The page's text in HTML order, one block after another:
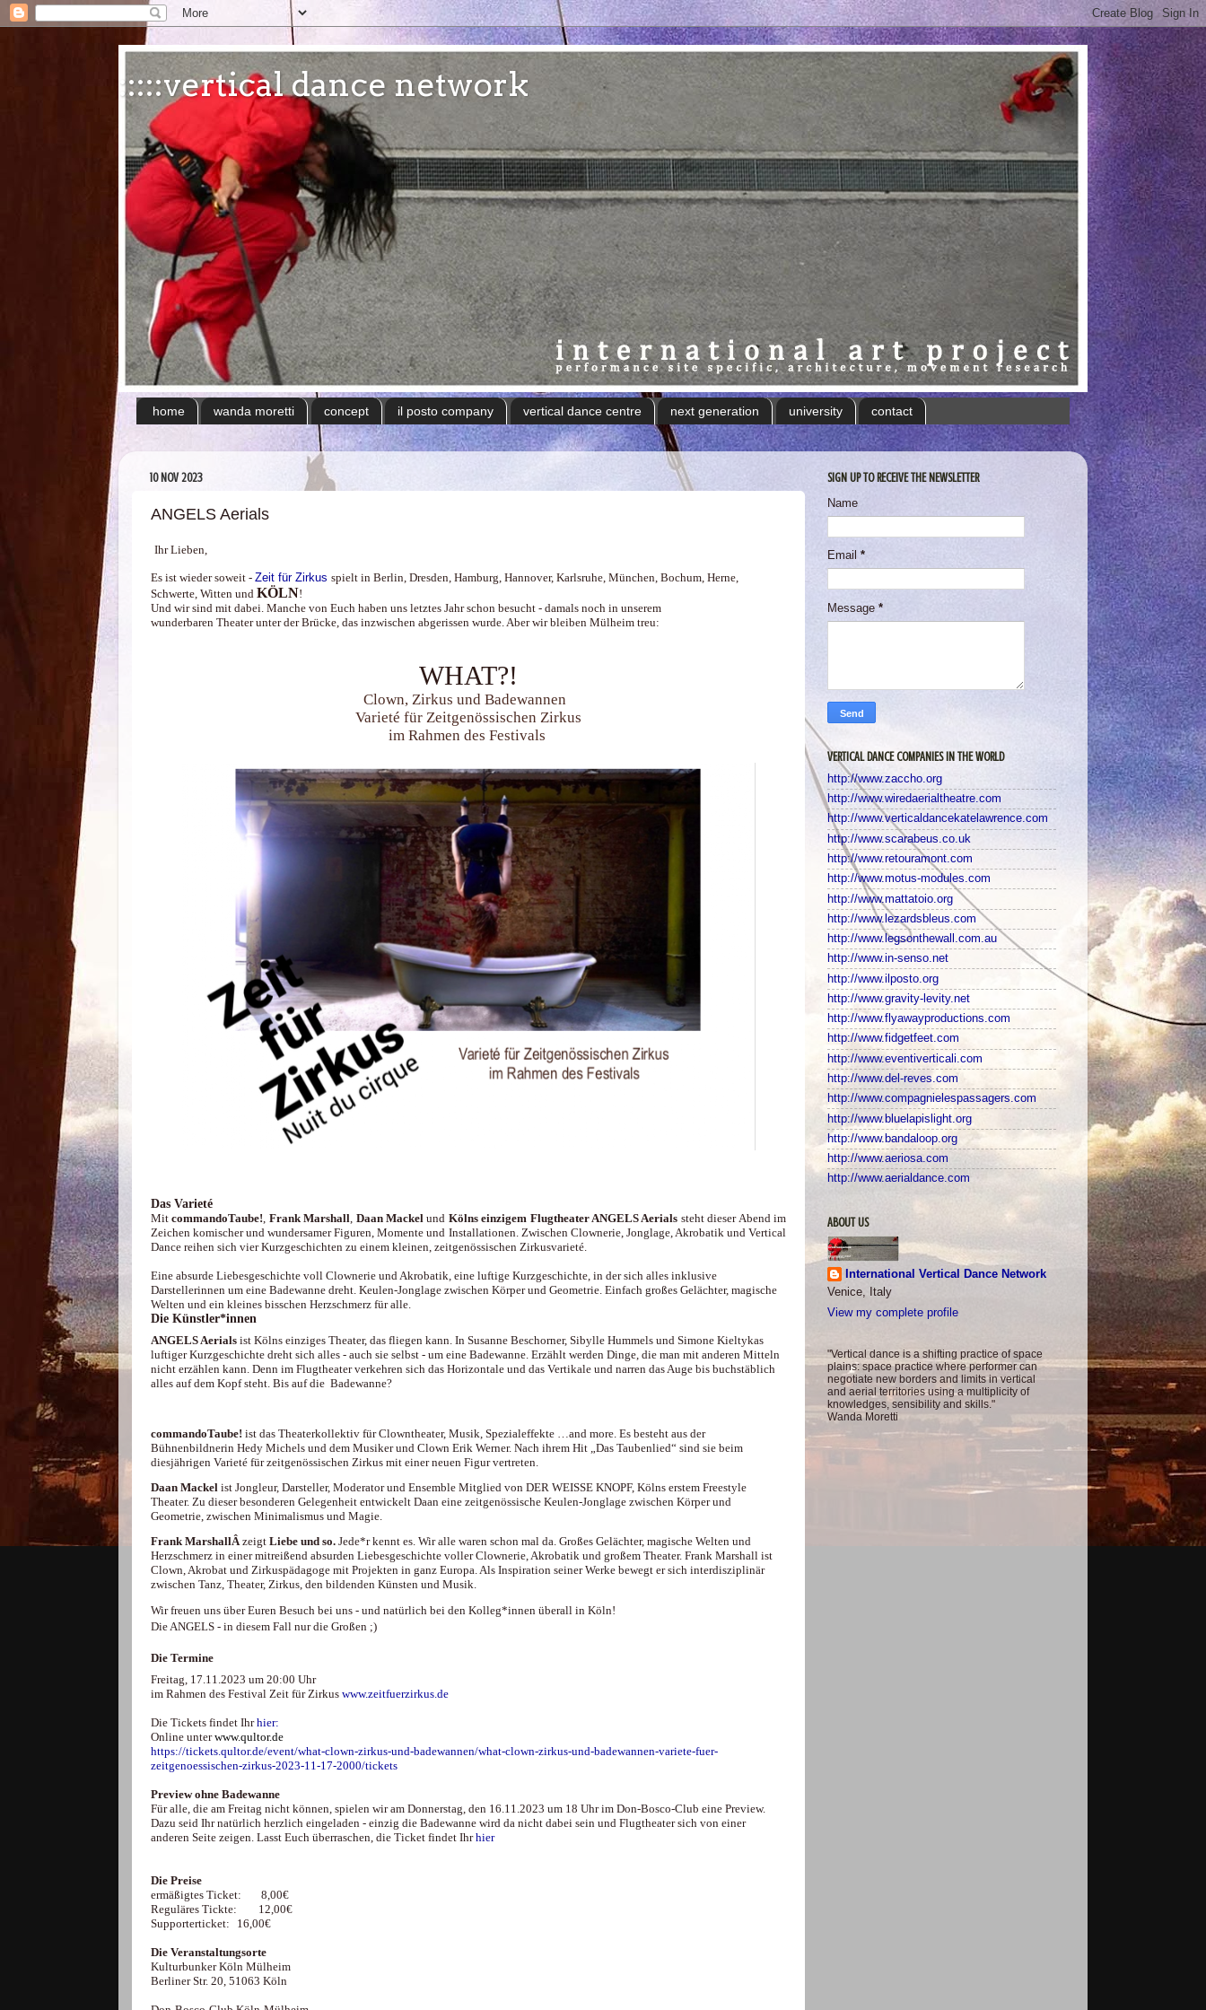
:::::vertical dance network
home wanda moretti concept il posto company vertical dance centre next generation university contact
10 NOV 2023
ANGELS Aerials
Ihr Lieben,
Es ist wieder soweit - Zeit für Zirkus spielt in Berlin, Dresden, Hamburg, Hannover, Karlsruhe, München, Bochum, Herne,
Schwerte, Witten und KÖLN!
Und wir sind mit dabei. Manche von Euch haben uns letztes Jahr schon besucht - damals noch in unserem
wunderbaren Theaterunter der Brücke, das inzwischen abgerissen wurde. Aber wir bleiben Mülheim treu:
WHAT?!
Clown, Zirkus und Badewannen
Varieté für Zeitgenössischen Zirkus
im Rahmen des Festivals
Das Varieté
MitcommandoTaube!, Frank Marshall, Daan Mackel und Kölns einzigem Flugtheater ANGELS Aerials steht dieser Abend im
Zeichen komischer und wundersamer Figuren, Momente und Installationen. Zwischen Clownerie, Jonglage, Akrobatik und Vertical
Dance reihen sich vier Kurzgeschichten zu einem kleinen, zeitgenössischen Zirkusvarieté.
Eine absurde Liebesgeschichte voll Clownerie und Akrobatik, eine luftige Kurzgeschichte, in der sich alles inklusive
Darstellerinnen um eine Badewanne dreht. Keulen-Jonglage zwischen Körper und Geometrie. Einfach großes Gelächter, magische
Welten und ein kleines bisschen Herzschmerz für alle.
Die Künstler*innen
ANGELS Aerials ist Kölns einziges Theater, das fliegen kann. In Susanne Beschorner, Sibylle Hummels und Simone Kieltykas
luftiger Kurzgeschichte dreht sich alles - auch sie selbst - um eine Badewanne. Erzählt werden Dinge, die man mit anderen Mitteln
nicht erzählen kann. Denn im Flugtheater verkehren sich das Horizontale und das Vertikale und narren das Auge bis buchstäblich
alles auf dem Kopf steht. Bis auf die Badewanne?
commandoTaube! ist das Theaterkollektiv für Clowntheater, Musik, Spezialeffekte …and more. Es besteht aus der
Bühnenbildnerin Hedy Michels und dem Musiker und Clown Erik Werner. Nach ihrem Hit „Das Taubenlied“ sind sie beim
diesjährigen Varieté für zeitgenössischen Zirkus mit einer neuen Figur vertreten.
Daan Mackel ist Jongleur, Darsteller, Moderator und Ensemble Mitglied von DER WEISSE KNOPF, Kölns erstem Freestyle
Theater. Zu dieser besonderen Gelegenheit entwickelt Daan eine zeitgenössische Keulen-Jonglage zwischen Körper und
Geometrie, zwischen Minimalismus und Magie.
Frank MarshallÂzeigt Liebe und so. Jede*r kennt es. Wir alle waren schon mal da. Großes Gelächter, magische Welten und
Herzschmerz in einer mitreißend absurden Liebesgeschichte voller Clownerie, Akrobatik und großem Theater. Frank Marshall ist
Clown, Akrobat und Zirkuspädagoge mit Projekten in ganz Europa. Als Inspiration seiner Werke bewegt er sich interdisziplinär
zwischen Tanz, Theater, Zirkus, den bildenden Künsten und Musik.
Wir freuen uns über Euren Besuch bei uns - und natürlich bei den Kolleg*innen überall in Köln!
Die ANGELS - in diesem Fall nur die Großen ;)
Die Termine
Freitag, 17.11.2023 um 20:00 Uhr
im Rahmen des Festival Zeit für Zirkus www.zeitfuerzirkus.de
Die Tickets findet Ihrhier:
Online unterwww.qultor.de
https://tickets.qultor.de/event/what-clown-zirkus-und-badewannen/what-clown-zirkus-und-badewannen-variete-fuer-
zeitgenoessischen-zirkus-2023-11-17-2000/tickets
Preview ohne Badewanne
Für alle, die am Freitag nicht können, spielen wir am Donnerstag, den 16.11.2023 um 18 Uhr im Don-Bosco-Club eine Preview.
Dazu seid Ihr natürlich herzlich eingeladen - einzig die Badewanne wird da nicht dabei sein und Flugtheater sich von einer
anderen Seite zeigen. Lasst Euch überraschen, die Ticket findet Ihrhier
Die Preise
ermäßigtes Ticket:
8,00€
Reguläres Tickte:
12,00€
Supporterticket:
16,00€
Die Veranstaltungsorte
Kulturbunker Köln Mülheim
Berliner Str. 20, 51063 Köln
SIGN UP TO RECEIVE THE NEWSLETTER
Name
Email *
Message *
VERTICAL DANCE COMPANIES IN THE WORLD
http://www.zaccho.org
http://www.wiredaerialtheatre.com
http://www.verticaldancekatelawrence.com
http://www.scarabeus.co.uk
http://www.retouramont.com
http://www.motus-modules.com
http://www.mattatoio.org
http://www.lezardsbleus.com
http://www.legsonthewall.com.au
http://www.in-senso.net
http://www.ilposto.org
http://www.gravity-levity.net
http://www.flyawayproductions.com
http://www.fidgetfeet.com
http://www.eventiverticali.com
http://www.del-reves.com
http://www.compagnielespassagers.com
http://www.bluelapislight.org
http://www.bandaloop.org
http://www.aeriosa.com
http://www.aerialdance.com
ABOUT US
International Vertical Dance Network
Venice, Italy
View my complete profile
"Vertical dance is a shifting practice of space
plains: space practice where performer can
negotiate new borders and limits in vertical
and aerial territories using a multiplicity of
knowledges, sensibility and skills."
Wanda Moretti